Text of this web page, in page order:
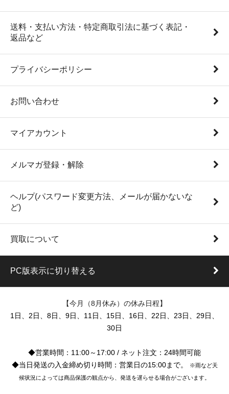
送料・支払い方法・特定商取引法に基づく表記・
返品など
プライバシーポリシー
お問い合わせ
マイアカウント
メルマガ登録・解除
ヘルプ(パスワード変更方法、メールが届かないな
ど)
買取について
PC版表示に切り替える
【今月（8月休み）の休み日程】
1日、2日、8日、9日、11日、15日、16日、22日、23日、29日、
30日
◆営業時間：11:00～17:00 / ネット注文：24時間可能
◆当日発送の入金締め切り時間：営業日の15:00まで。
※雨など天
候状況によっては商品保護の観点から、発送を遅らせる場合がございます。